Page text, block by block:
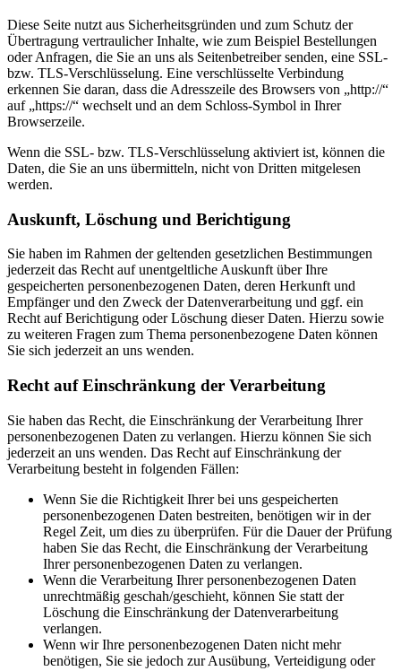
Diese Seite nutzt aus Sicherheitsgründen und zum Schutz der
Übertragung vertraulicher Inhalte, wie zum Beispiel Bestellungen
oder Anfragen, die Sie an uns als Seitenbetreiber senden, eine SSL-
bzw. TLS-Verschlüsselung. Eine verschlüsselte Verbindung
erkennen Sie daran, dass die Adresszeile des Browsers von „http://“
auf „https://“ wechselt und an dem Schloss-Symbol in Ihrer
Browserzeile.
Wenn die SSL- bzw. TLS-Verschlüsselung aktiviert ist, können die
Daten, die Sie an uns übermitteln, nicht von Dritten mitgelesen
werden.
Auskunft, Löschung und Berichtigung
Sie haben im Rahmen der geltenden gesetzlichen Bestimmungen
jederzeit das Recht auf unentgeltliche Auskunft über Ihre
gespeicherten personenbezogenen Daten, deren Herkunft und
Empfänger und den Zweck der Datenverarbeitung und ggf. ein
Recht auf Berichtigung oder Löschung dieser Daten. Hierzu sowie
zu weiteren Fragen zum Thema personenbezogene Daten können
Sie sich jederzeit an uns wenden.
Recht auf Einschränkung der Verarbeitung
Sie haben das Recht, die Einschränkung der Verarbeitung Ihrer
personenbezogenen Daten zu verlangen. Hierzu können Sie sich
jederzeit an uns wenden. Das Recht auf Einschränkung der
Verarbeitung besteht in folgenden Fällen:
Wenn Sie die Richtigkeit Ihrer bei uns gespeicherten
personenbezogenen Daten bestreiten, benötigen wir in der
Regel Zeit, um dies zu überprüfen. Für die Dauer der Prüfung
haben Sie das Recht, die Einschränkung der Verarbeitung
Ihrer personenbezogenen Daten zu verlangen.
Wenn die Verarbeitung Ihrer personenbezogenen Daten
unrechtmäßig geschah/geschieht, können Sie statt der
Löschung die Einschränkung der Datenverarbeitung
verlangen.
Wenn wir Ihre personenbezogenen Daten nicht mehr
benötigen, Sie sie jedoch zur Ausübung, Verteidigung oder